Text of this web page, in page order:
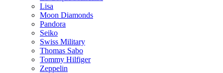
Lisa
Moon Diamonds
Pandora
Seiko
Swiss Military
Thomas Sabo
Tommy Hilfiger
Zeppelin